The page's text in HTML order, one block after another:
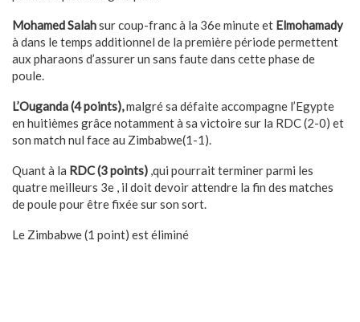
Mohamed Salahsur coup-franc à la 36e minute et Elmohamady
à dans le temps additionnel de la première période permettent
aux pharaons d’assurer un sans faute dans cette phase de
poule.
L’Ouganda (4 points),malgré sa défaite accompagne l’Egypte
en huitièmes grâce notamment à sa victoire sur la RDC (2-0) et
son match nul face au Zimbabwe(1-1).
Quant à la RDC (3 points) ,qui pourrait terminer parmi les
quatre meilleurs 3e , il doit devoir attendre la fin des matches
de poule pour être fixée sur son sort.
Le Zimbabwe (1 point) est éliminé